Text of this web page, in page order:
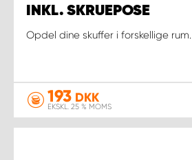
INKL. SKRUEPOSE
Opdel dine skuffer i forskellige rum.
193 DKK
EKSKL. 25 % MOMS